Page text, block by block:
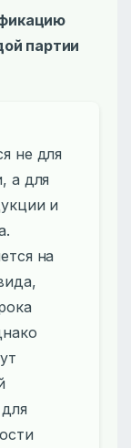
партии
не для
а для
и
на